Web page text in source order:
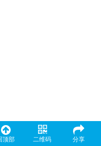
顶部 二维码 分享